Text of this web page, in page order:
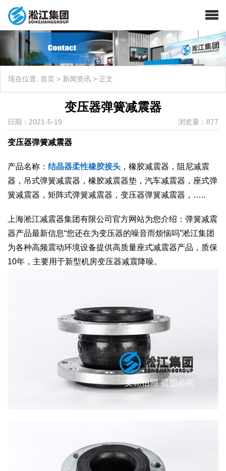
现在位置: 首页 > 新闻资讯 > 正文
变压器弹簧减震器
日期：2021-5-19 浏览量：877
变压器弹簧减震器
产品名称： 结晶器柔性橡胶接头 ，橡胶减震器，阻尼减震
器，吊式弹簧减震器，橡胶减震器垫，汽车减震器，座式弹
簧减震器，矩阵式弹簧减震器，变压器弹簧减震器，…..
上海淞江减震器集团有限公司官方网站为您介绍：弹簧减震
器产品最新信息“您还在为变压器的噪音而烦恼吗”淞江集团
为各种高频震动环境设备提供高质量座式减震器产品，质保
10年，主要用于新型机房变压器减震降噪。